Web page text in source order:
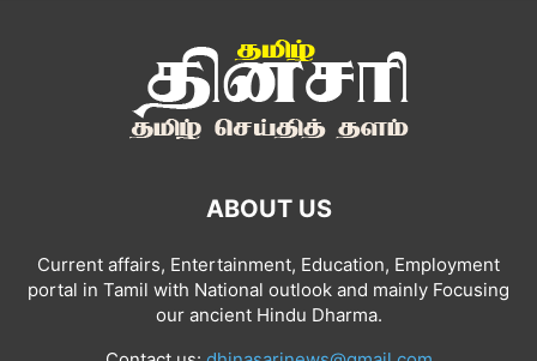
ABOUT US
Current affairs, Entertainment, Education, Employment
portal in Tamil with National outlook and mainly Focusing
our ancient Hindu Dharma.